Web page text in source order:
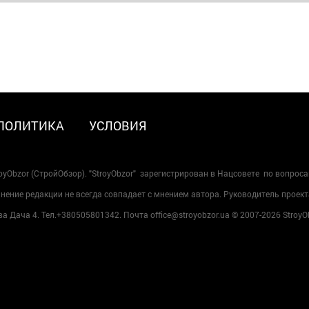
УСЛОВИЯ
(СтройОбзор). "StroyObzor" зарегистрирован в Нацсовете по
редакции не всегда совпадает с мнением автора. Руководитель
Дача 4. Тел.+380505801342. Почта office@stroyobzor.ua © 2007-2026